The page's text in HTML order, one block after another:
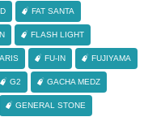
FAT SANTA
FLASH LIGHT
FU-IN FUJIYAMA
G2 GACHA MEDZ
GENERAL STONE